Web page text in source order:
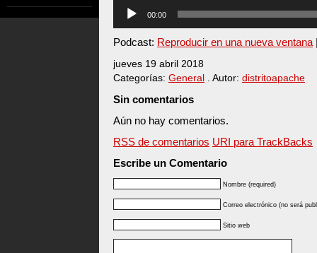
Reproductor
audio
00:00
Podcast: Reproducir en una nueva ventana
jueves 19 abril 2018
Categorías: General . Autor: distritoapache
Sin comentarios
Aún no hay comentarios.
RSS de comentarios URI para TrackBacks
Escribe un Comentario
Nombre (required)
Correo electrónico (no será
Sitio web